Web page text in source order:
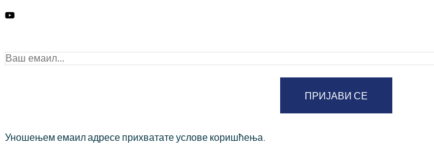
ПРИЈАВИ СЕ
Уношењем емаил адресе прихватате услове коришћења.